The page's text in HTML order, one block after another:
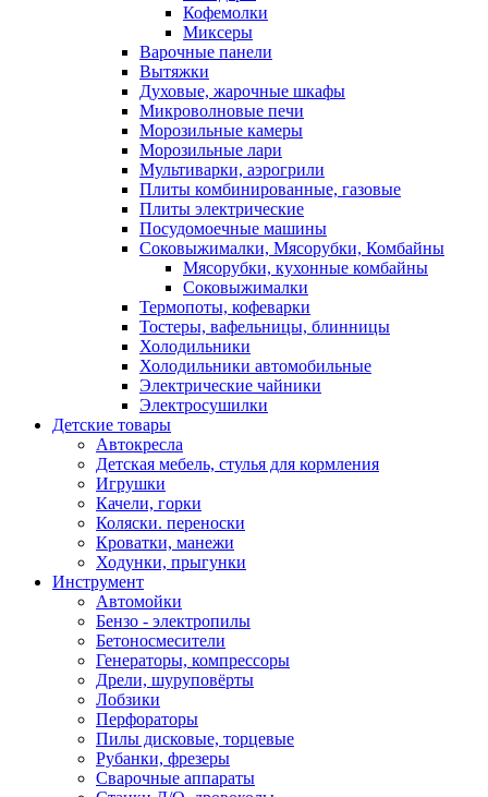
Кофемолки
Миксеры
Варочные панели
Вытяжки
Духовые, жарочные шкафы
Микроволновые печи
Морозильные камеры
Морозильные лари
Мультиварки, аэрогрили
Плиты комбинированные, газовые
Плиты электрические
Посудомоечные машины
Соковыжималки, Мясорубки, Комбайны
Мясорубки, кухонные комбайны
Соковыжималки
Термопоты, кофеварки
Тостеры, вафельницы, блинницы
Холодильники
Холодильники автомобильные
Электрические чайники
Электросушилки
Детские товары
Автокресла
Детская мебель, стулья для кормления
Игрушки
Качели, горки
Коляски. переноски
Кроватки, манежи
Ходунки, прыгунки
Инструмент
Автомойки
Бензо - электропилы
Бетоносмесители
Генераторы, компрессоры
Дрели, шуруповёрты
Лобзики
Перфораторы
Пилы дисковые, торцевые
Рубанки, фрезеры
Сварочные аппараты